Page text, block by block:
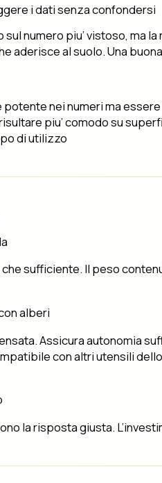
i dati senza confondersi
numero piu’ vistoso, ma la
aderisce al suolo. Una
nei numeri ma
piu’ comodo su
di utilizzo
che sufficiente. Il peso
alberi
Assicura autonomia
con altri utensili
la risposta giusta.